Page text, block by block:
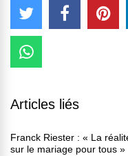
Articles liés
Franck Riester : « La
sur le mariage pour tous »